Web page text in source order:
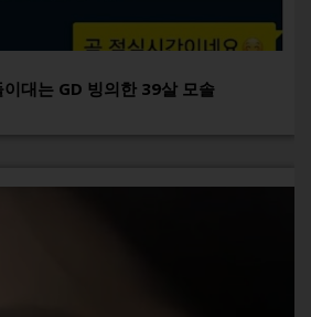
대는 GD 빙의한 39살 모솔